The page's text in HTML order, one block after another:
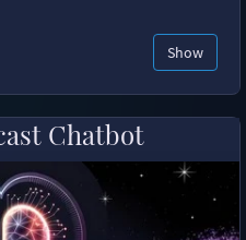
Show
Chatbot